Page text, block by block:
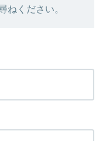
ねください。